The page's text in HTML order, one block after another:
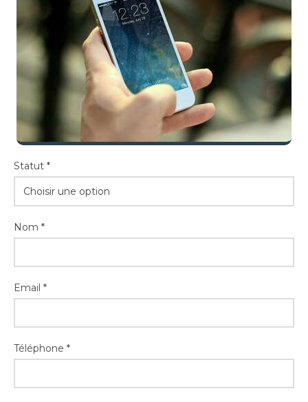
Statut *
Choisir une option
Nom *
Email *
Téléphone *